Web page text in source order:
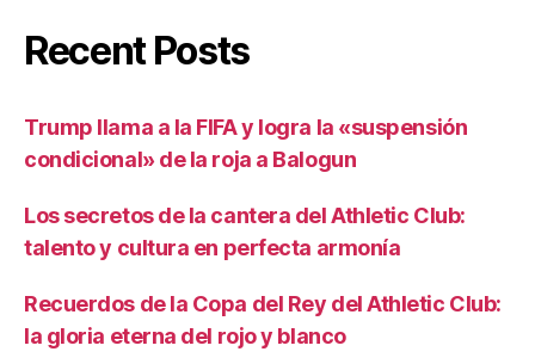
Recent Posts
Trump llama a la FIFA y logra la «suspensión
condicional» de la roja a Balogun
Los secretos de la cantera del Athletic Club:
talento y cultura en perfecta armonía
Recuerdos de la Copa del Rey del Athletic Club:
la gloria eterna del rojo y blanco